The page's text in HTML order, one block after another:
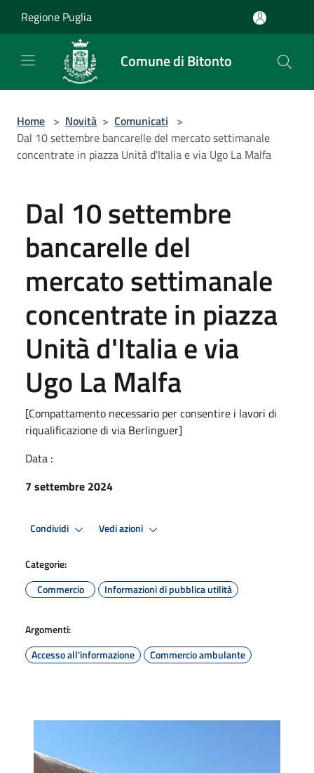
Regione Puglia
Comune di Bitonto
Home > Novità > Comunicati >
Dal 10 settembre bancarelle del mercato settimanale
concentrate in piazza Unità d'Italia e via Ugo La Malfa
Dal 10 settembre
bancarelle del
mercato settimanale
concentrate in piazza
Unità d'Italia e via
Ugo La Malfa
[Compattamento necessario per consentire i lavori di
riqualificazione di via Berlinguer]
Data :
7 settembre 2024
Condividi Vedi azioni
Categorie:
Commercio
Informazioni di pubblica utilità
Argomenti:
Accesso all'informazione
Commercio ambulante